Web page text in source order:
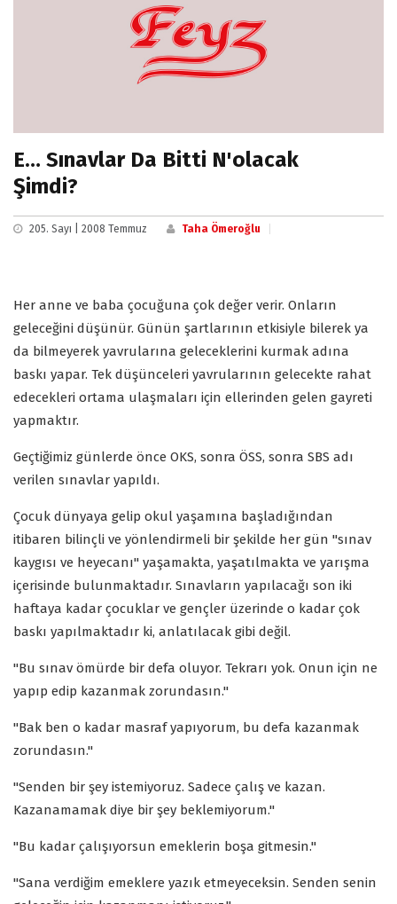
E… Sınavlar Da Bitti N'olacak
Şimdi?
205. Sayı | 2008 Temmuz Taha Ömeroğlu
Her anne ve baba çocuğuna çok değer verir. Onların
geleceğini düşünür. Günün şartlarının etkisiyle bilerek ya
da bilmeyerek yavrularına geleceklerini kurmak adına
baskı yapar. Tek düşünceleri yavrularının gelecekte rahat
edecekleri ortama ulaşmaları için ellerinden gelen gayreti
yapmaktır.
Geçtiğimiz günlerde önce OKS, sonra ÖSS, sonra SBS adı
verilen sınavlar yapıldı.
Çocuk dünyaya gelip okul yaşamına başladığından
itibaren bilinçli ve yönlendirmeli bir şekilde her gün "sınav
kaygısı ve heyecanı" yaşamakta, yaşatılmakta ve yarışma
içerisinde bulunmaktadır. Sınavların yapılacağı son iki
haftaya kadar çocuklar ve gençler üzerinde o kadar çok
baskı yapılmaktadır ki, anlatılacak gibi değil.
"Bu sınav ömürde bir defa oluyor. Tekrarı yok. Onun için ne
yapıp edip kazanmak zorundasın."
"Bak ben o kadar masraf yapıyorum, bu defa kazanmak
zorundasın."
"Senden bir şey istemiyoruz. Sadece çalış ve kazan.
Kazanamamak diye bir şey beklemiyorum."
"Bu kadar çalışıyorsun emeklerin boşa gitmesin."
"Sana verdiğim emeklere yazık etmeyeceksin. Senden senin